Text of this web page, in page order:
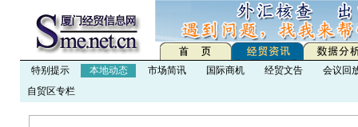
特别提示 本地动态 市场简讯 国际商机 经贸文告
会议回
自贸区专栏